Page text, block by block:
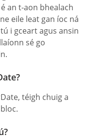
an t-aon bhealach
eile leat gan íoc ná
i gceart agus ansin
sé go
téigh chuig a